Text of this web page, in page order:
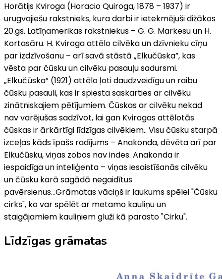
Horātijs Kviroga (Horacio Quiroga, 1878 – 1937) ir
urugvajiešu rakstnieks, kura darbi ir ietekmējuši dižākos
20.gs. Latīņamerikas rakstniekus – G. G. Markesu un H.
Kortasāru. H. Kviroga attēlo cilvēka un dzīvnieku cīņu
par izdzīvošanu – arī savā stāstā „Elkučūska”, kas
vēsta par čūsku un cilvēku pasauļu sadursmi.
„Elkučūska” (1921) attēlo ļoti daudzveidīgu un raibu
čūsku pasauli, kas ir spiesta saskarties ar cilvēku
zinātniskajiem pētījumiem. Čūskas ar cilvēku nekad
nav varējušas sadzīvot, lai gan Kvirogas attēlotās
čūskas ir ārkārtīgi līdzīgas cilvēkiem.. Visu čūsku starpā
izceļas kāds īpašs radījums – Anakonda, dēvēta arī par
Elkučūsku, viņas zobos nav indes. Anakonda ir
iespaidīga un inteliģenta – viņas iesaistīšanās cilvēku
un čūsku karā sagādā negaidītus
pavērsienus...Grāmatas vāciņš ir laukums spēlei "Čūsku
cirks", ko var spēlēt ar metamo kauliņu un
staigājamiem kauliņiem gluži kā parasto "Cirku".
Līdzīgas grāmatas